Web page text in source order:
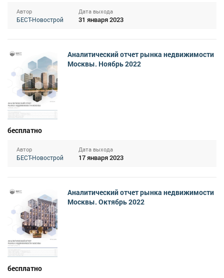
Автор
БЕСТ-Новострой
Дата выхода
31 января 2023
Аналитический отчет рынка недвижимости
Москвы. Ноябрь 2022
бесплатно
Автор
БЕСТ-Новострой
Дата выхода
17 января 2023
Аналитический отчет рынка недвижимости
Москвы. Октябрь 2022
бесплатно